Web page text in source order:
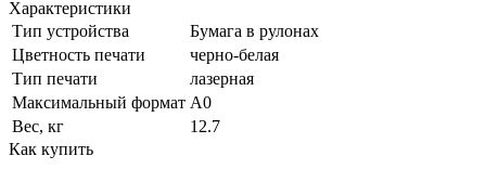
Характеристики
Тип устройства
Бумага в рулонах
Цветность печати
черно-белая
Тип печати
лазерная
Максимальный формат А0
Вес, кг
12.7
Как купить